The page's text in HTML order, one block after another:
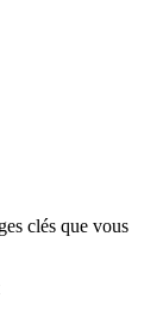
clés que vous